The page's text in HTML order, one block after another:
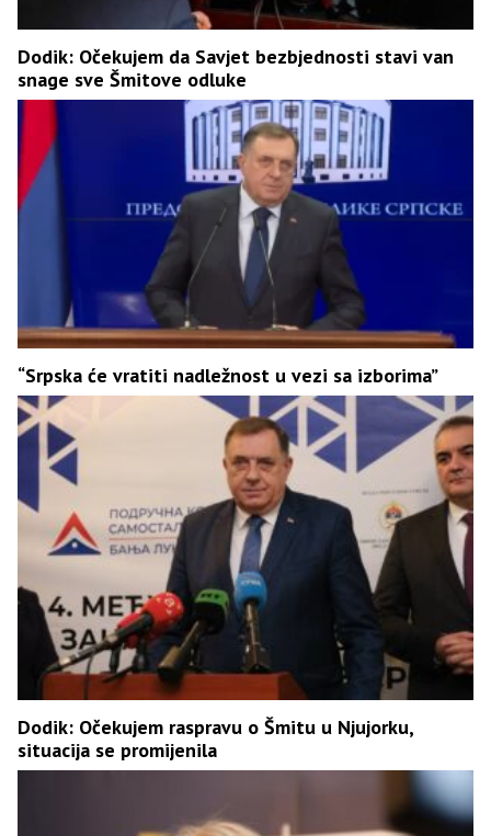
Dodik: Očekujem da Savjet bezbjednosti stavi van
snage sve Šmitove odluke
“Srpska će vratiti nadležnost u vezi sa izborima”
Dodik: Očekujem raspravu o Šmitu u Njujorku,
situacija se promijenila